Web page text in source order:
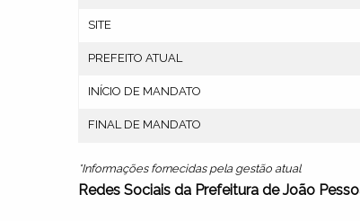
SITE
PREFEITO ATUAL
INÍCIO DE MANDATO
FINAL DE MANDATO
*Informações fornecidas pela gestão atual
Redes Sociais da Prefeitura de João